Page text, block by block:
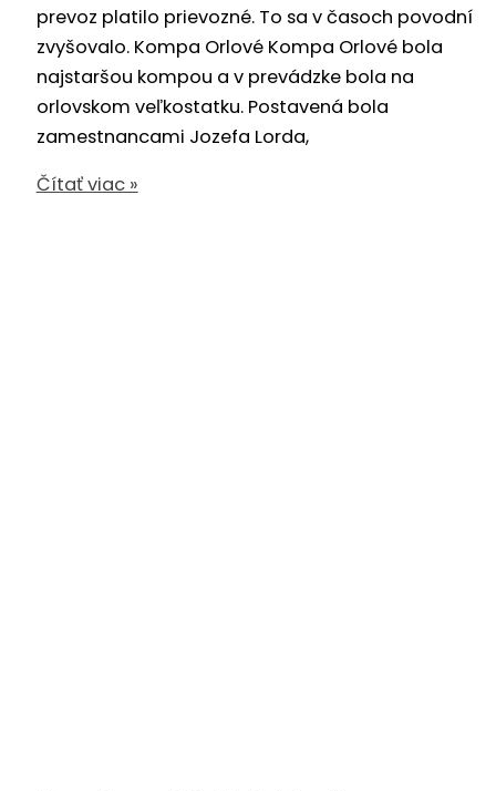
prevoz platilo prievozné. To sa v časoch povodní
zvyšovalo. Kompa Orlové Kompa Orlové bola
najstaršou kompou a v prevádzke bola na
orlovskom veľkostatku. Postavená bola
zamestnancami Jozefa Lorda,
Kompy
Čítať viac »